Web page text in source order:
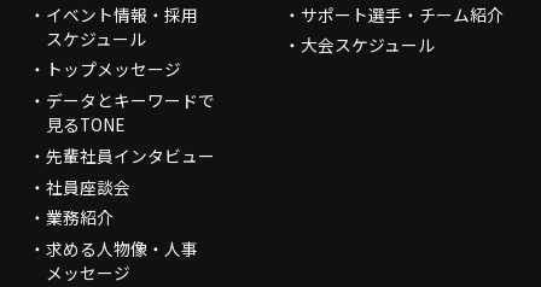
イベント情報・採用
スケジュール
トップメッセージ
データとキーワードで
見るTONE
先輩社員インタビュー
社員座談会
業務紹介
求める人物像・人事
メッセージ
サポート選手・チーム紹介
大会スケジュール